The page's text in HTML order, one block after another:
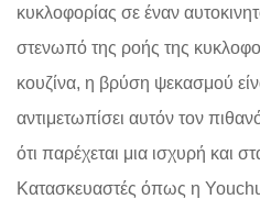
κυκλοφορίας σε έναν
στενωπό της ροής της
κουζίνα, η βρύση ψεκασμού
αντιμετωπίσει αυτόν τον
ότι παρέχεται μια ισχυρή και
Κατασκευαστές όπως η